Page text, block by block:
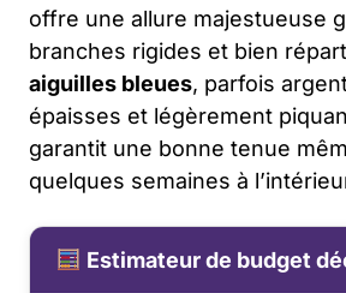
offre une allure majestueuse
branches rigides et bien
aiguilles bleues, parfois
épaisses et légèrement
garantit une bonne tenue
quelques semaines à
Estimateur de budget